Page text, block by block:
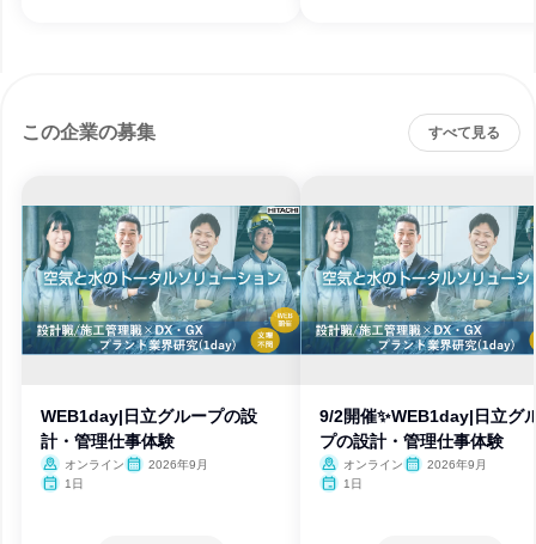
この企業の募集 すべて見る
WEB1day|日立グループの設
計・管理仕事体験
オンライン
2026年9月
1日
9/2開催✨WEB1day|日立グ
プの設計・管理仕事体験
オンライン
2026年9月
1日